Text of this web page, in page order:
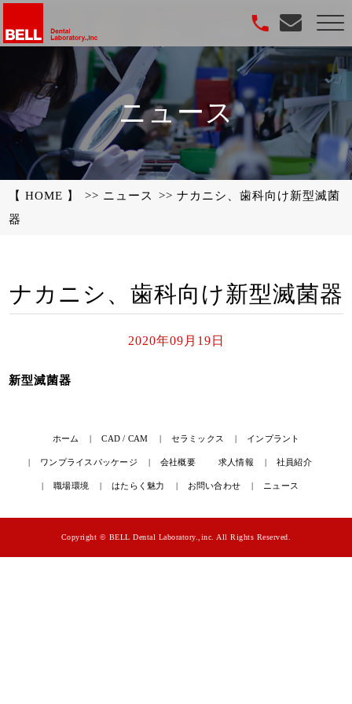
ニュース
【 HOME 】 ニュース
ナカニシ、歯科向け新型滅菌
器
ナカニシ、歯科向け新型滅菌器
2020年09月19日
新型滅菌器
ホーム CAD / CAM セラミックス インプラント
ワンプライスパッケージ 会社概要 求人情報 社員紹介
職場環境 はたらく魅力 お問い合わせ ニュース
Copyright © BELL Dental Laboratory.,inc. All Rights Reserved.